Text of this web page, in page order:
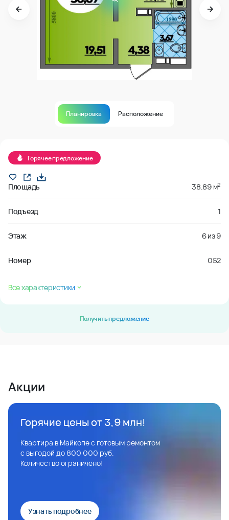
Планировка Расположение
Горячее предложение
Площадь 38.89 м2
Подъезд 1
Этаж 6из9
Номер 052
Все характеристики
Получить предложение
Акции
Горячие цены от 3,9 млн!
Квартира в Майкопе с готовым ремонтом
с выгодой до 800 000 руб.
Количество ограничено!
Узнать подробнее